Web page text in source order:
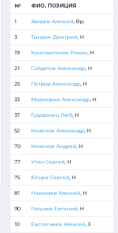
№ ФИО, ПОЗИЦИЯ
1 Зверев Алексей, Вр.
3 Тындюк Дмитрий, Н
19 Константинов Роман, Н
21 Солдатов Александр, Н
25 Петров Александр, Н
33 Марморин Александр, Н
37 Гудованец Глеб, Н
52 Кеменов Александр, Н
70 Кеменов Андрей, Н
77 Утин Сергей, Н
75 Ютцев Сергей, Н
81 Николаев Алексей, Н
90 Гольнев Евгений, Н
10 Евстигнеев Алексей, З